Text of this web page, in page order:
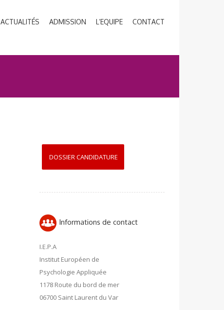
ACTUALITÉS ADMISSION L’EQUIPE CONTACT
DOSSIER CANDIDATURE
Informations de contact
I.E.P.A
Institut Européen de
Psychologie Appliquée
1178 Route du bord de mer
06700 Saint Laurent du Var